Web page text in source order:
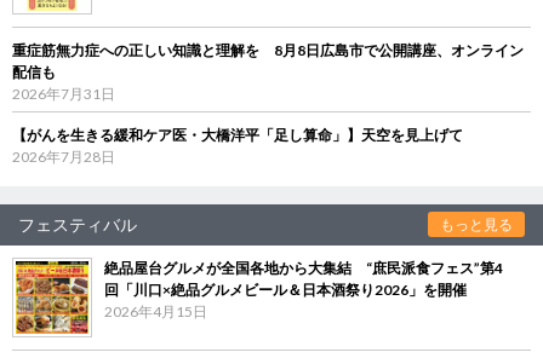
重症筋無力症への正しい知識と理解を 8月8日広島市で公開講座、オンライン
配信も
2026年7月31日
【がんを生きる緩和ケア医・大橋洋平「足し算命」】天空を見上げて
2026年7月28日
フェスティバル もっと見る
絶品屋台グルメが全国各地から大集結 “庶民派食フェス”第4
回「川口×絶品グルメビール＆日本酒祭り2026」を開催
2026年4月15日